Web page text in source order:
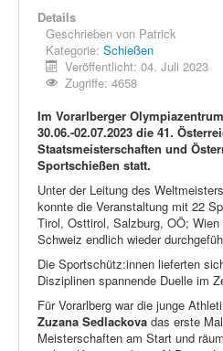
Datenschutz
Details
Geschrieben von Patrick
Kategorie: Schießen
Veröffentlicht: 04. Juli 2023
Zugriffe: 4658
Im Vorarlberger
30.06.-02.07.2023 die 41.
Staatsmeisterschaften und
Sportschießen statt.
Unter der Leitung des
konnte die Veranstaltung mit 22
Tirol, Osttirol, Salzburg, OÖ;
Schweiz endlich wieder
Die Sportschütz:innen lieferten
Disziplinen spannende Duelle im
Für Vorarlberg war die junge
Zuzana Sedlackova das erste
Meisterschaften am Start und